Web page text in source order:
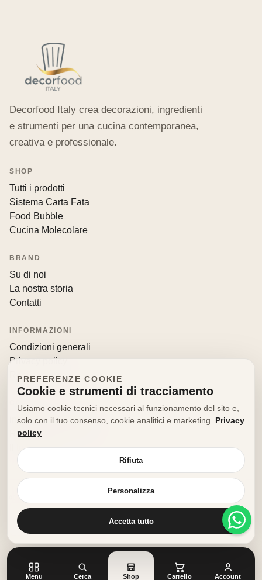
Decorfood Italy crea decorazioni, ingredienti
e strumenti per una cucina contemporanea,
creativa e professionale.
SHOP
Tutti i prodotti
Sistema Carta Fata
Food Bubble
Cucina Molecolare
BRAND
Su di noi
La nostra storia
Contatti
INFORMAZIONI
Condizioni generali
Privacy policy
Resi e recessi
info@decorfooditaly.it
Richiedi informazioni
Il tuo account
© 2026 Decorfood Italy. Tutti i diritti riservati.
Realizzato con doribene.it
Menu Cerca Shop Carrello Account
PREFERENZE COOKIE
Cookie e strumenti di tracciamento
Usiamo cookie tecnici necessari al funzionamento del sito e,
solo con il tuo consenso, cookie analitici e marketing. Privacy
policy
Rifiuta
Personalizza
Accetta tutto